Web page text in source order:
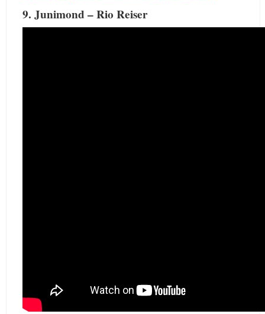
9. Junimond – Rio Reiser